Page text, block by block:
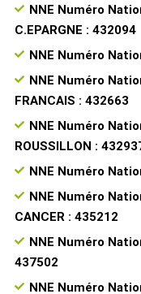
NNE Numéro
C.EPARGNE : 432094
NNE Numéro
NNE Numéro
FRANCAIS : 432663
NNE Numéro
ROUSSILLON :
NNE Numéro
NNE Numéro
CANCER : 435212
NNE Numéro
437502
NNE Numéro